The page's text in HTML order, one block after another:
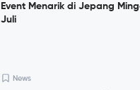
Event Menarik di Jepang
Juli
News